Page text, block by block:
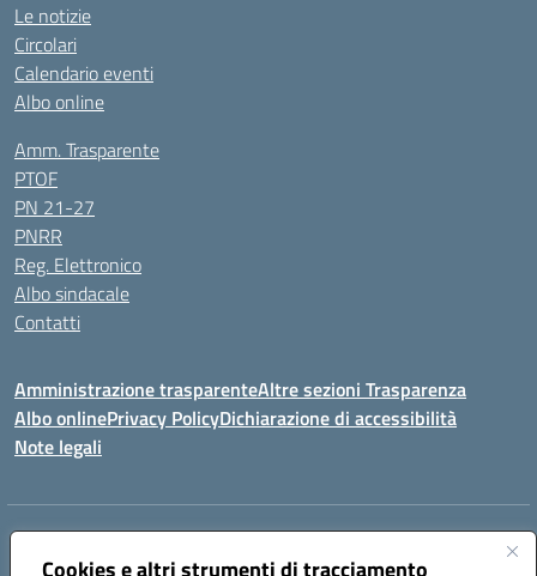
Cookies e altri strumenti di tracciamento
Le notizie
Circolari
Calendario eventi
Albo online
Amm. Trasparente
PTOF
PN 21-27
PNRR
Reg. Elettronico
Albo sindacale
Contatti
Amministrazione trasparenteAltre sezioni Trasparenza
Albo onlinePrivacy PolicyDichiarazione di accessibilità
Note legali
Indirizzo:
Centralino:0923714186 Email:tpvc050004@istruzione.it